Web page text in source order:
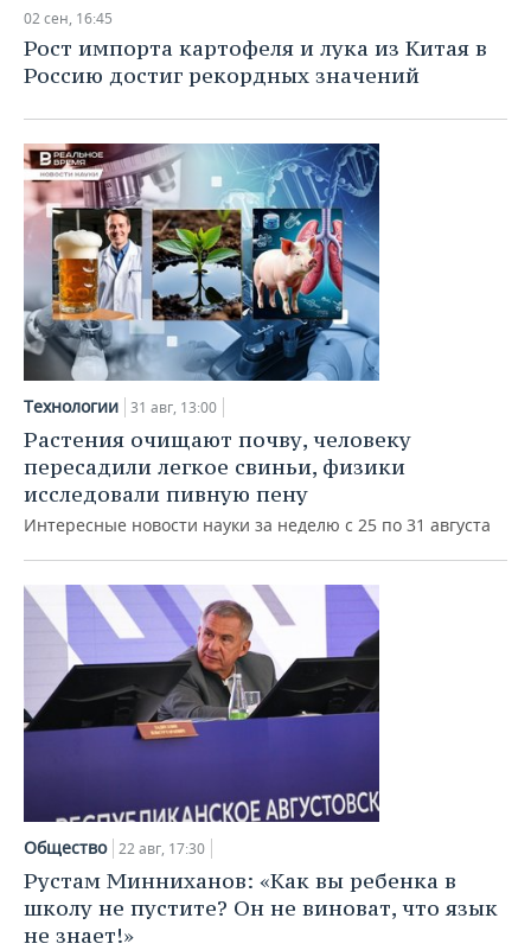
НЕФТЕХИМИЯ
НЕФТЬ
ОПК
ЭНЕРГЕТИКА
РОЗНИЧНАЯ ТОРГОВЛЯ
УСЛУГИ
НОВОСТИ ТЕХНОЛОГИЙ
МЕДИА
ТЕЛЕКОММУНИКАЦИИ
МЕРОПРИЯТИЯ
ВЫЕЗДНАЯ РЕДАКЦИЯ
БИЗНЕС-БРАНЧИ
ONLINE-КОНФЕРЕНЦИИ
ОТКРЫТАЯ ЛЕКЦИЯ
НОВОСТИ СПОРТА
ФУТБОЛ
ХОККЕЙ
БАСКЕТБОЛ
ВОЛЕЙБОЛ
ФИГУРНОЕ КАТАНИЕ
ВОДНЫЕ ВИДЫ СПОРТА
ХОККЕЙ С МЯЧОМ
ОБЩЕСТВО
НОВОСТИ ОБЩЕСТВА
ВЛАСТЬ
ИНФРАСТРУКТУРА
ИСТОРИЯ
МЕДИЦИНА
ОБРАЗОВАНИЕ
ПРОИСШЕСТВИЯ
ФОТОГАЛЕРЕЯ
СЮЖЕТЫ
СПРАВОЧНИК
СПИСОК ПЕРСОН
ПОЛНАЯ ВЕРСИЯ
02 сен, 16:45
Рост импорта картофеля и лука из Китая в
Россию достиг рекордных значений
Технологии 31 авг, 13:00
Растения очищают почву, человеку
пересадили легкое свиньи, физики
исследовали пивную пену
Интересные новости науки за неделю с 25 по 31 августа
Общество 22 авг, 17:30
Рустам Минниханов: «Как вы ребенка в
школу не пустите? Он не виноват, что язык
не знает!»